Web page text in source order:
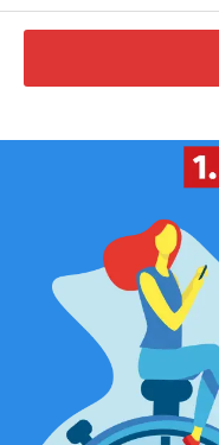
universitaires.